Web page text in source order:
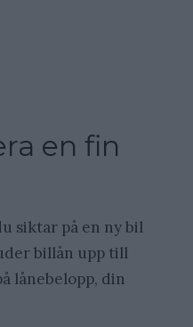
en fin
siktar på en ny bil
billån upp till
lånebelopp, din